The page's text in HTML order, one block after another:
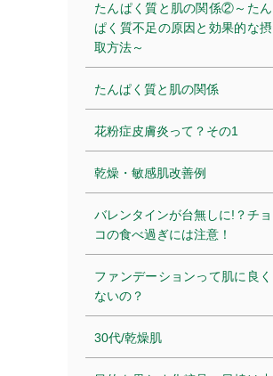
たんぱく質と肌の関係②～たん
ぱく質不足の原因と効果的な摂
取方法～
たんぱく質と肌の関係
花粉症皮膚炎って？その1
乾燥・敏感肌改善例
バレンタインが台無しに!？チョ
コの食べ過ぎには注意！
ファンデーションって肌に良く
ないの？
30代/乾燥肌